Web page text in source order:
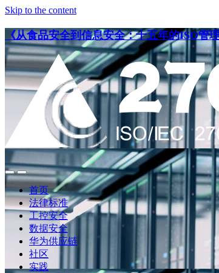
Skip to the content
《从食品安全到信息安全：十五年的ISO管
点
此
搜
索
点
此
查
看
导
航
首页
法律标准
工控安全
数据安全
华为供应链
社区
实践